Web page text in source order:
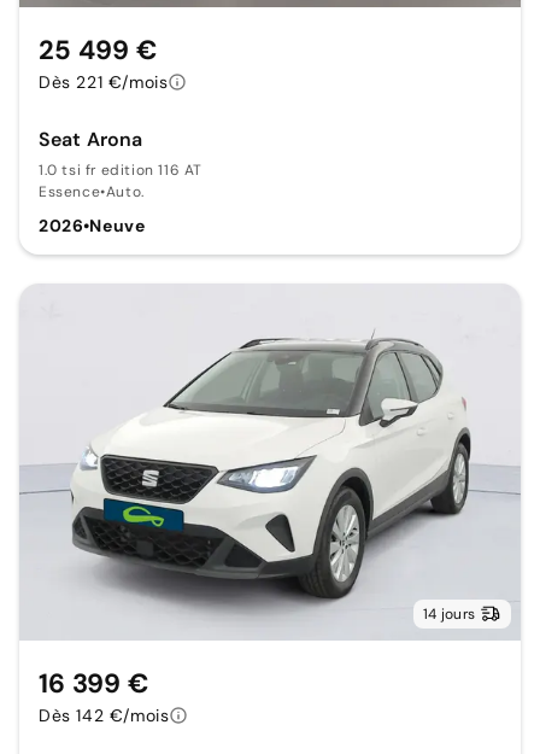
Seat Arona
1.0 tsi fr edition 116 AT
Essence•Auto.
2026•Neuve
25 499 €
Dès 221 €/mois
14 jours
16 399 €
Dès 142 €/mois